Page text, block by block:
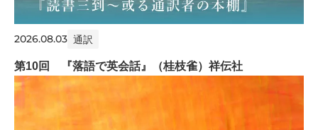
2026.08.03 通訳
第10回 『落語で英会話』（桂枝雀）祥伝社